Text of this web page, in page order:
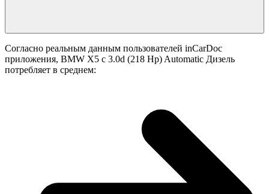
Согласно реальным данным пользователей inCarDoc
приложения, BMW X5 с 3.0d (218 Hp) Automatic Дизель
потребляет в среднем: